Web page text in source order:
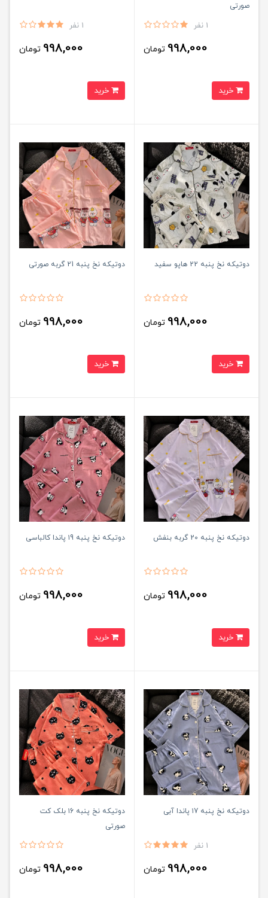
صورتی
1 نفر
998,000 تومان
1 نفر
998,000 تومان
دوتیکه نخ پنبه 22 هاپو سفید
998,000 تومان
دوتیکه نخ پنبه 21 گربه صورتی
998,000 تومان
دوتیکه نخ پنبه 20 گربه بنفش
998,000 تومان
دوتیکه نخ پنبه ۱9 پاندا کالباسی
998,000 تومان
دوتیکه نخ پنبه ۱7 پاندا آبی
1 نفر
998,000 تومان
دوتیکه نخ پنبه ۱6 بلک کت
صورتی
998,000 تومان